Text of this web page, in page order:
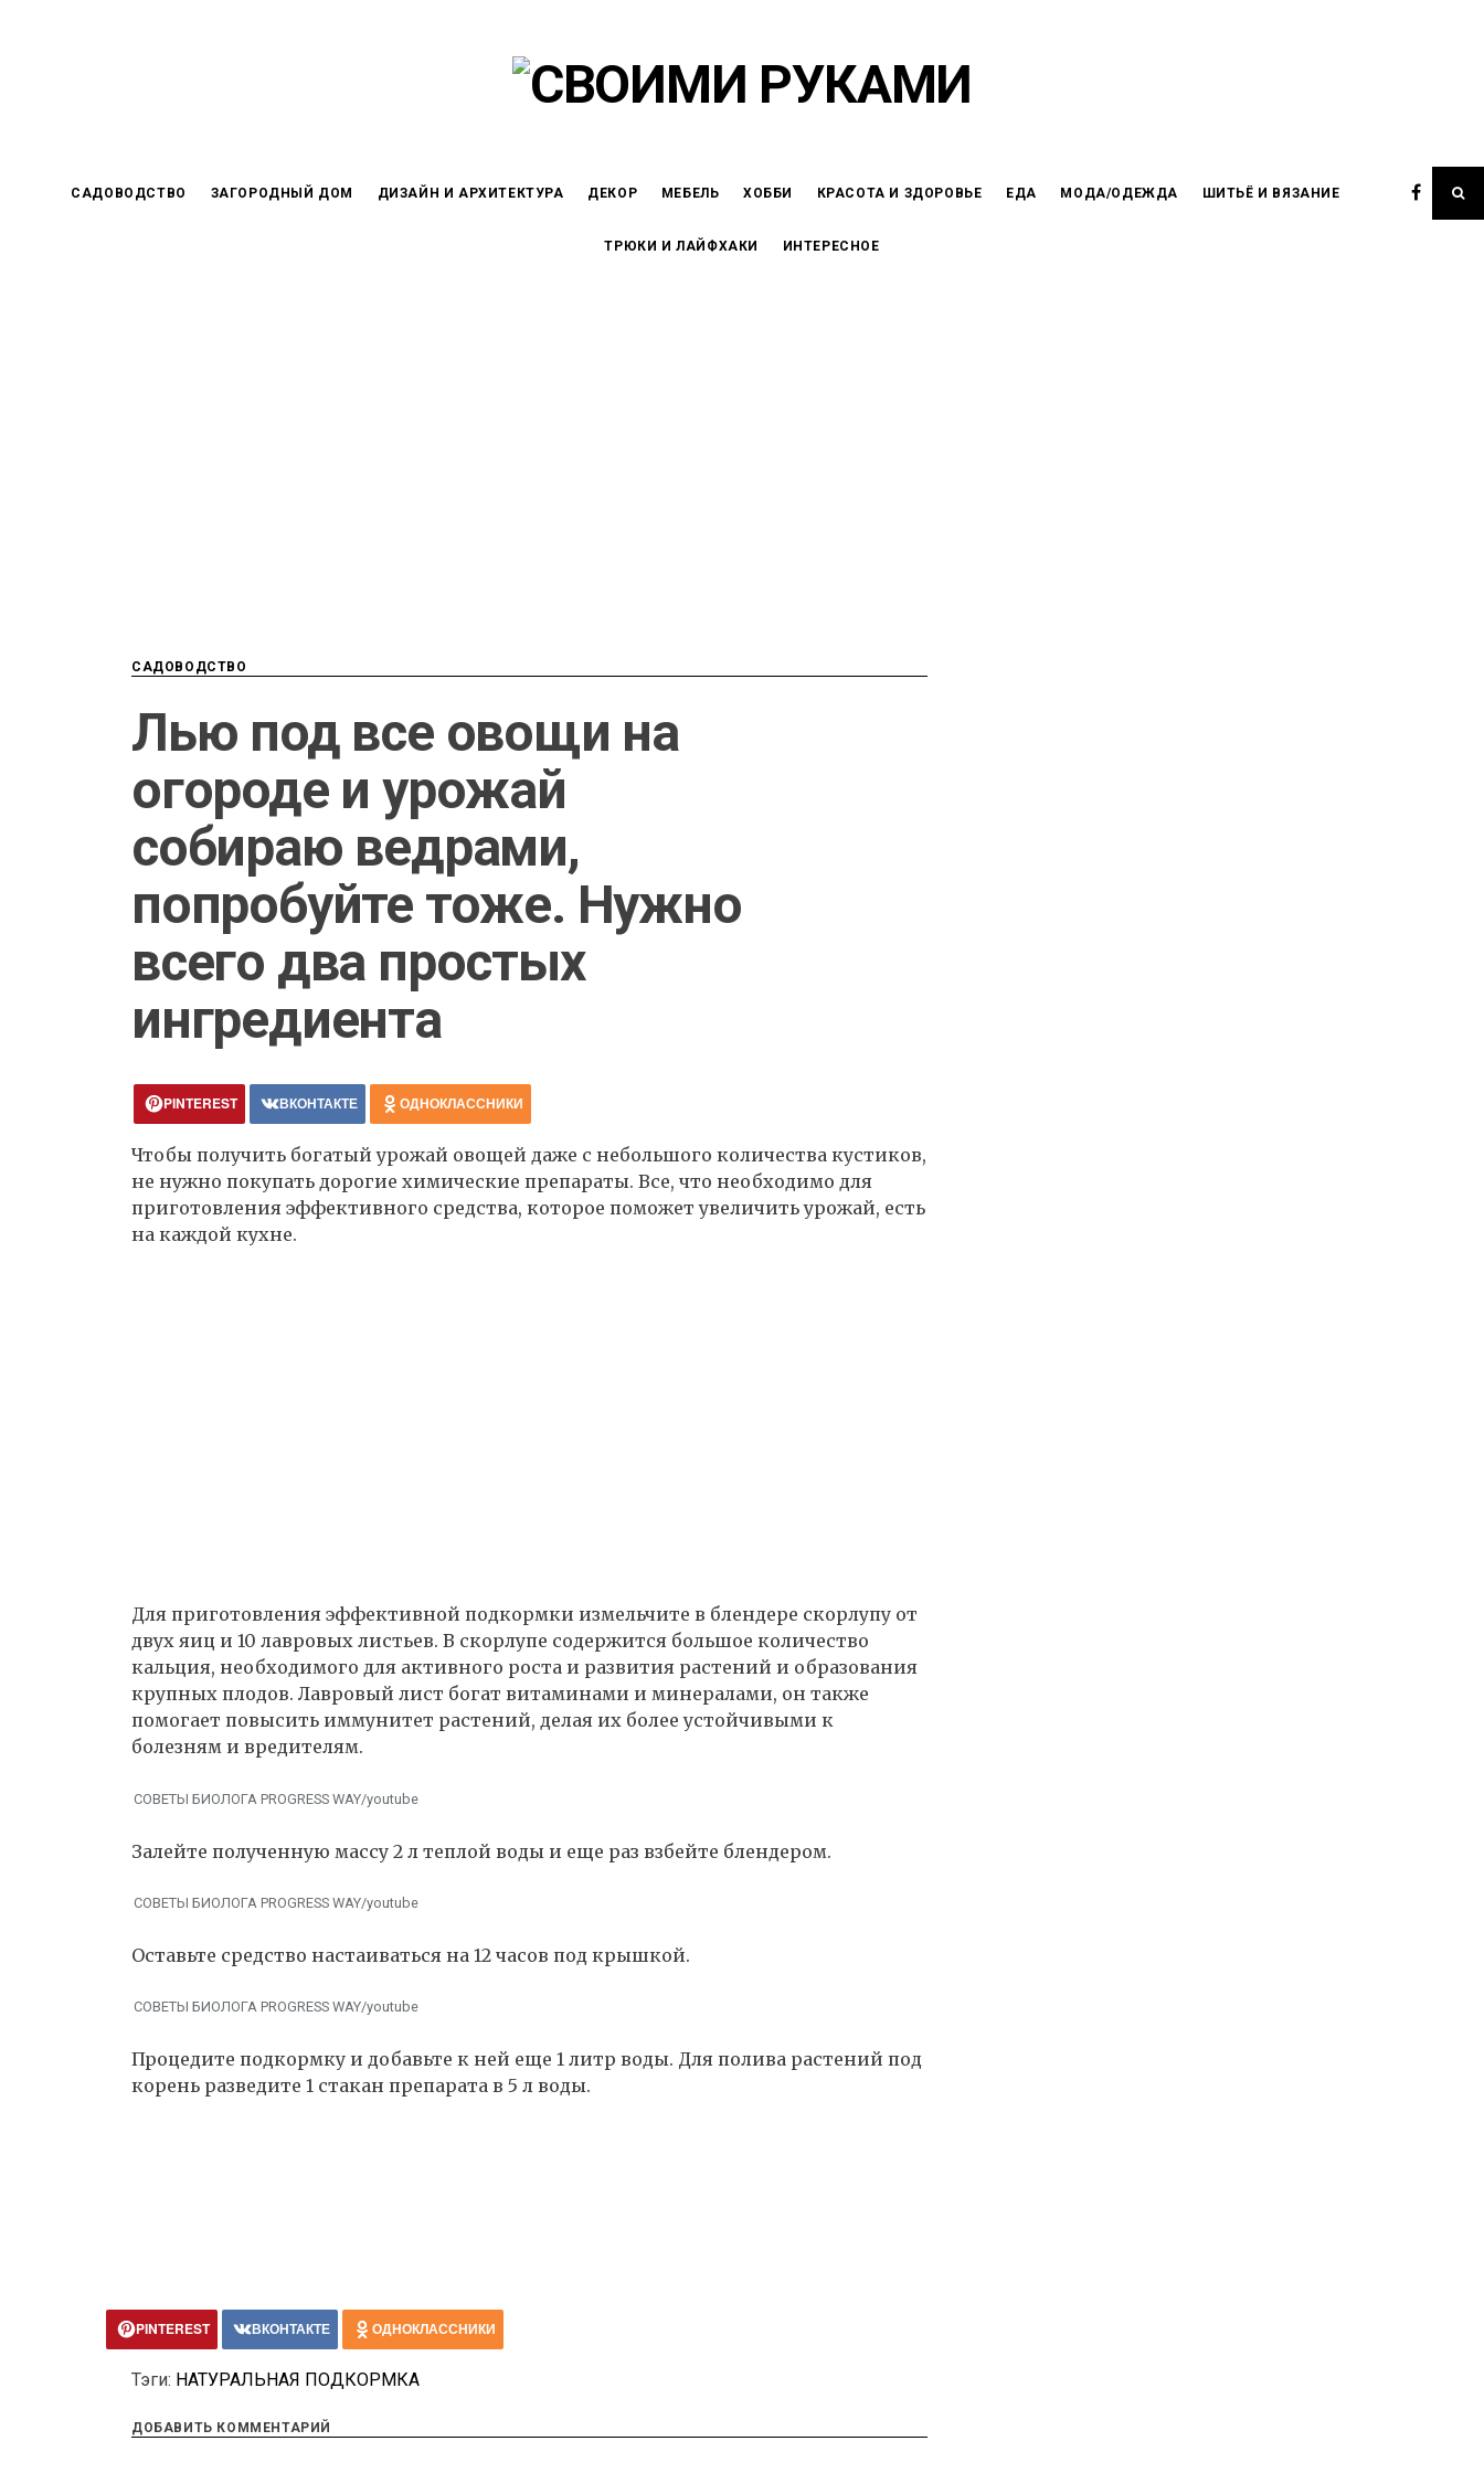
САДОВОДСТВО ЗАГОРОДНЫЙ ДОМ ДИЗАЙН И АРХИТЕКТУРА ДЕКОР МЕБЕЛЬ ХОББИ КРАСОТА И ЗДОРОВЬЕ ЕДА МОДА/ОДЕЖДА ШИТЬЁ И ВЯЗАНИЕ
ТРЮКИ И ЛАЙФХАКИ ИНТЕРЕСНОЕ
САДОВОДСТВО
Лью под все овощи на
огороде и урожай
собираю ведрами,
попробуйте тоже. Нужно
всего два простых
ингредиента
PINTEREST ВКОНТАКТЕ ОДНОКЛАССНИКИ
Чтобы получить богатый урожай овощей даже с небольшого количества кустиков,
не нужно покупать дорогие химические препараты. Все, что необходимо для
приготовления эффективного средства, которое поможет увеличить урожай, есть
на каждой кухне.
Для приготовления эффективной подкормки измельчите в блендере скорлупу от
двух яиц и 10 лавровых листьев. В скорлупе содержится большое количество
кальция, необходимого для активного роста и развития растений и образования
крупных плодов. Лавровый лист богат витаминами и минералами, он также
помогает повысить иммунитет растений, делая их более устойчивыми к
болезням и вредителям.
СОВЕТЫ БИОЛОГА PROGRESS WAY/youtube
Залейте полученную массу 2 л теплой воды и еще раз взбейте блендером.
СОВЕТЫ БИОЛОГА PROGRESS WAY/youtube
Оставьте средство настаиваться на 12 часов под крышкой.
СОВЕТЫ БИОЛОГА PROGRESS WAY/youtube
Процедите подкормку и добавьте к ней еще 1 литр воды. Для полива растений под
корень разведите 1 стакан препарата в 5 л воды.
PINTEREST ВКОНТАКТЕ ОДНОКЛАССНИКИ
Тэги: НАТУРАЛЬНАЯ ПОДКОРМКА
ДОБАВИТЬ КОММЕНТАРИЙ